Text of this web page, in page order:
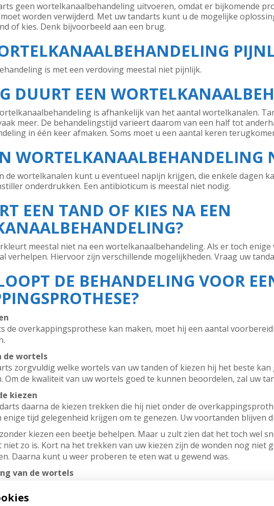
geen wortelkanaalbehandeling uitvoeren, omdat er bijkomende
worden verwijderd. Met uw tandarts kunt u de mogelijke
of kies. Denk bijvoorbeeld aan een brug.
is met een verdoving meestal niet pijnlijk.
DUURT EEN
is afhankelijk van het aantal wortelkanalen.
meer. De behandelingstijd varieert daarom van een half tot
in één keer afmaken. Soms moet u een aantal keren
WORTELKANAALBEHANDELING
de wortelkanalen kunt u eventueel napijn krijgen, die enkele dagen
onderdrukken. Een antibioticum is meestal niet nodig.
EEN TAND OF KIES NA EEN
meestal niet na een wortelkanaalbehandeling. Als er toch
verhelpen. Hiervoor zijn verschillende mogelijkheden. Vraag uw
DE BEHANDELING VOOR
de overkappingsprothese kan maken, moet hij een aantal
de wortels
zorgvuldig welke wortels van uw tanden of kiezen hij het beste
Om de kwaliteit van uw wortels goed te kunnen beoordelen, zal uw
kiezen
daarna de kiezen trekken die hij niet onder de
enige tijd gelegenheid krijgen om te genezen. Uw voortanden blijven
kiezen een beetje behelpen. Maar u zult zien dat het toch wel
zo is. Kort na het trekken van uw kiezen zijn de wonden nog niet
Daarna kunt u weer proberen te eten wat u gewend was.
van de wortels
tandarts reinigt en vult die. Hij voert dus een